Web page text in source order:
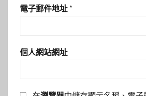
電子郵件地址 *
個人網站網址